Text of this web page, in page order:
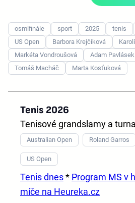
osmifinále sport 2025 tenis
US Open
Barbora Krejčíková
Markéta Vondroušová
Adam Pavlásek
Tomáš Macháč
Marta Kosťuková
Tenis 2026
Tenisové grandslamy a
Australian Open Roland Garros
US Open
Tenis dnes* Program MS v
míče na Heureka.cz